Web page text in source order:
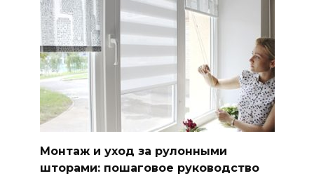
Монтаж и уход за рулонными
шторами: пошаговое руководство